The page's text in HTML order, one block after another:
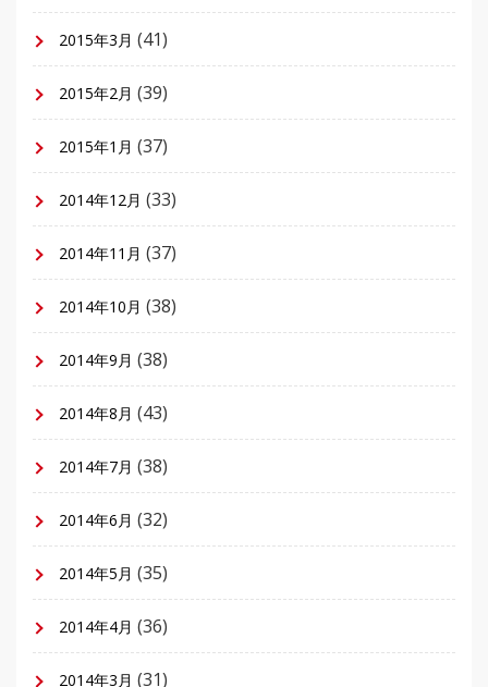
2015年3月 (41)
2015年2月 (39)
2015年1月 (37)
2014年12月 (33)
2014年11月 (37)
2014年10月 (38)
2014年9月 (38)
2014年8月 (43)
2014年7月 (38)
2014年6月 (32)
2014年5月 (35)
2014年4月 (36)
2014年3月 (31)